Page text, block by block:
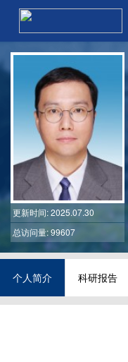
更新时间: 2025.07.30
总访问量: 99607
个人简介 科研报告